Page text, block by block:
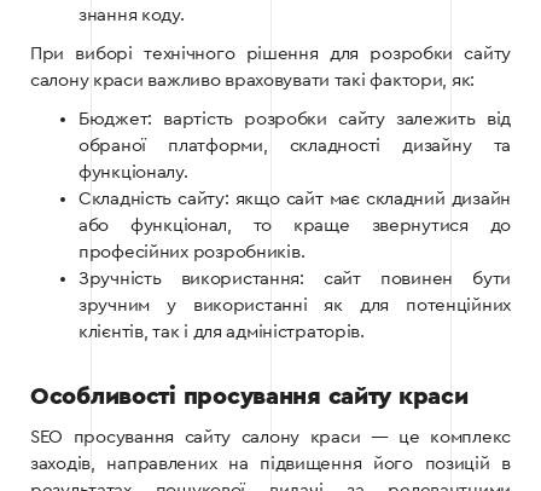
знання коду.
При виборі технічного рішення для розробки сайту
салону краси важливо враховувати такі фактори, як:
Бюджет: вартість розробки сайту залежить від
обраної платформи, складності дизайну та
функціоналу.
Складність сайту: якщо сайт має складний дизайн
або функціонал, то краще звернутися до
професійних розробників.
Зручність використання: сайт повинен бути
зручним у використанні як для потенційних
клієнтів, так і для адміністраторів.
Особливості просування сайту краси
SEO просування сайту салону краси — це комплекс
заходів, направлених на підвищення його позицій в